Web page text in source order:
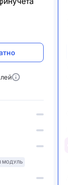
МОДУЛЬ